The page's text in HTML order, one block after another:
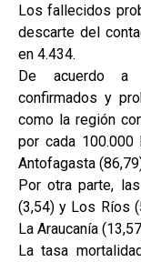
Los fallecidos
descarte del
en 4.434.
De acuerdo a
confirmados y
como la región
por cada
Antofagasta
Por otra parte,
(3,54) y Los Ríos
La Araucanía
La tasa